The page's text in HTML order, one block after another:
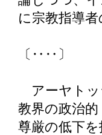
に宗教指導
〔‥‥〕
アーヤトッ
教界の政治
尊厳の低下